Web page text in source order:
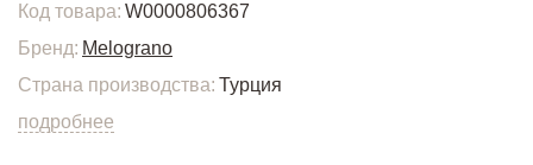
Код товара: W0000806367
Бренд: Melograno
Страна производства: Турция
подробнее